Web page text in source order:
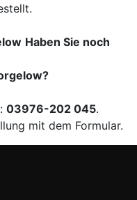
Haben Sie noch
03976-202 045.
mit dem Formular.